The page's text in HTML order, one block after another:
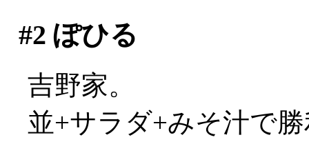
#2 ぽひる
吉野家。
並+サラダ+みそ汁で